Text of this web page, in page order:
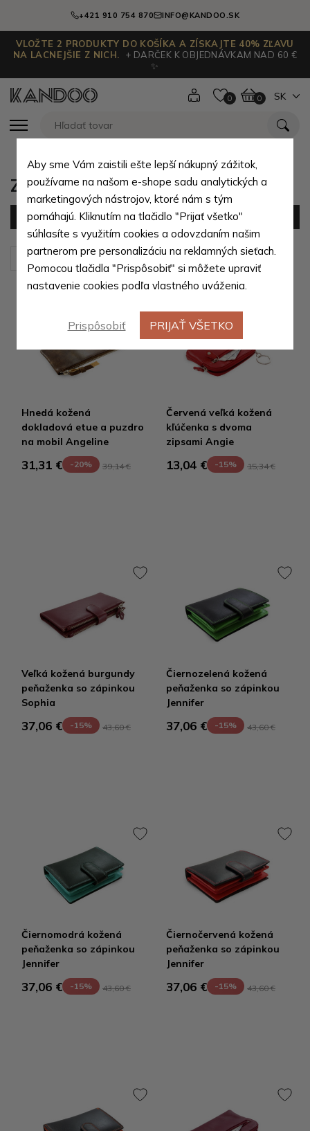
+421 910 754 870 INFO@KANDOO.SK
VLOŽTE 2 PRODUKTY DO KOŠÍKA A ZÍSKAJTE 40% ZĽAVU
NA LACNEJŠIE Z NICH.
+ DARČEK K OBJEDNÁVKAM NAD 60 €
✨
0 0 SK
Zipsové dámske peňaženky
Filter (79 produktov)
Zoradiť podľa: Predvolené
Hnedá kožená
dokladová etue a puzdro
na mobil Angeline
31,31 € -20% 39,14 €
Červená veľká kožená
kľúčenka s dvoma
zipsami Angie
13,04 € -15% 15,34 €
Veľká kožená burgundy
peňaženka so zápinkou
Sophia
37,06 € -15% 43,60 €
Čiernozelená kožená
peňaženka so zápinkou
Jennifer
37,06 € -15% 43,60 €
Čiernomodrá kožená
peňaženka so zápinkou
Jennifer
37,06 € -15% 43,60 €
Čiernočervená kožená
peňaženka so zápinkou
Jennifer
37,06 € -15% 43,60 €
Aby sme Vám zaistili ešte lepší nákupný zážitok,
používame na našom e-shope sadu analytických a
marketingových nástrojov, ktoré nám s tým
pomáhajú. Kliknutím na tlačidlo "Prijať všetko"
súhlasíte s využitím cookies a odovzdaním našim
partnerom pre personalizáciu na reklamných sieťach.
Pomocou tlačidla "Prispôsobiť" si môžete upraviť
nastavenie cookies podľa vlastného uváženia.
Prispôsobiť PRIJAŤ VŠETKO